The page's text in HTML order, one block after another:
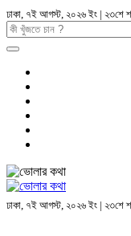
ঢাকা, ৭ই আগস্ট, ২০২৬ ইং | ২৩শে
ঢাকা, ৭ই আগস্ট, ২০২৬ ইং | ২৩শে